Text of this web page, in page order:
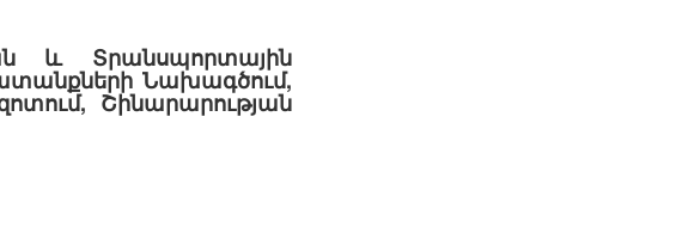
և Տրանսպորտային
Նախագծում,
Շինարարության